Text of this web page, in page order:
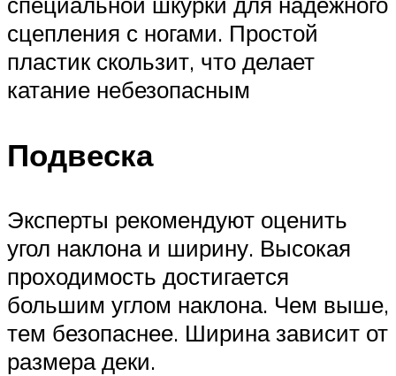
сцепления с ногами. Простой
пластик скользит, что делает
катание небезопасным
Подвеска
Эксперты рекомендуют оценить
угол наклона и ширину. Высокая
проходимость достигается
большим углом наклона. Чем выше,
тем безопаснее. Ширина зависит от
размера деки.